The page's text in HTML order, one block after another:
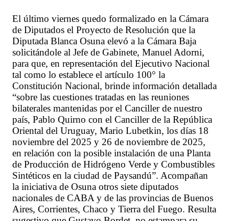
El último viernes quedo formalizado en la Cámara
de Diputados el Proyecto de Resolución que la
Diputada Blanca Osuna elevó a la Cámara Baja
solicitándole al Jefe de Gabinete, Manuel Adorni,
para que, en representación del Ejecutivo Nacional
tal como lo establece el artículo 100° la
Constitución Nacional, brinde información detallada
“sobre las cuestiones tratadas en las reuniones
bilaterales mantenidas por el Canciller de nuestro
país, Pablo Quirno con el Canciller de la República
Oriental del Uruguay, Mario Lubetkin, los días 18
noviembre del 2025 y 26 de noviembre de 2025,
en relación con la posible instalación de una Planta
de Producción de Hidrógeno Verde y Combustibles
Sintéticos en la ciudad de Paysandú”. Acompañan
la iniciativa de Osuna otros siete diputados
nacionales de CABA y de las provincias de Buenos
Aires, Corrientes, Chaco y Tierra del Fuego. Resulta